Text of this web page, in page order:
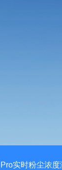
实时粉尘浓度